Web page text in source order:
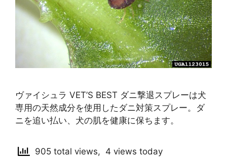
ヴァイシュラ VET’S BEST ダニ撃退スプレーは犬
専用の天然成分を使用したダニ対策スプレー。ダ
ニを追い払い、犬の肌を健康に保ちます。
905 total views, 4 views today